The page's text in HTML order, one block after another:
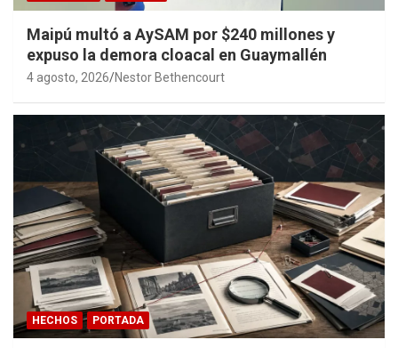
Maipú multó a AySAM por $240 millones y
expuso la demora cloacal en Guaymallén
4 agosto, 2026 Nestor Bethencourt
HECHOS PORTADA